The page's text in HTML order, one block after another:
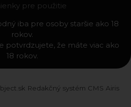
pre použitie
iba pre osoby staršie ako 18
rokov.
potvrdzujete, že máte viac ako
18 rokov.
Redakčný systém CMS Airis